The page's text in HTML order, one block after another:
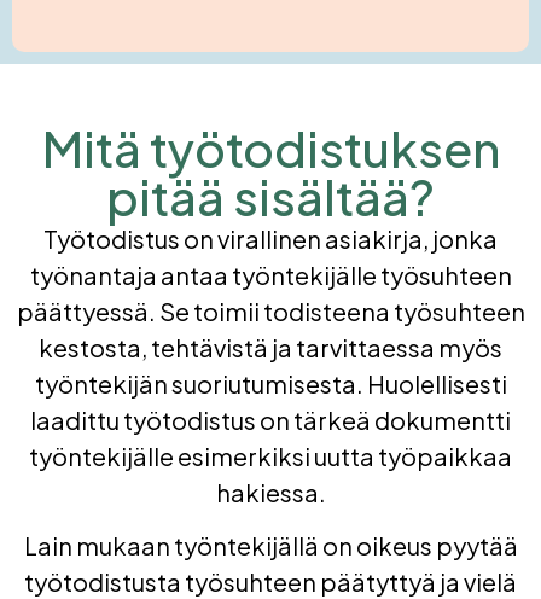
Mitä työtodistuksen
pitää sisältää?
Työtodistus on virallinen asiakirja, jonka
työnantaja antaa työntekijälle työsuhteen
päättyessä. Se toimii todisteena työsuhteen
kestosta, tehtävistä ja tarvittaessa myös
työntekijän suoriutumisesta. Huolellisesti
laadittu työtodistus on tärkeä dokumentti
työntekijälle esimerkiksi uutta työpaikkaa
hakiessa.
Lain mukaan työntekijällä on oikeus pyytää
työtodistusta työsuhteen päätyttyä ja vielä